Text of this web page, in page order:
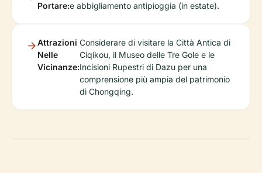
Portare:e abbigliamento antipioggia (in estate).
Attrazioni
Nelle
Vicinanze:
Considerare di visitare la Città Antica di
Ciqikou, il Museo delle Tre Gole e le
Incisioni Rupestri di Dazu per una
comprensione più ampia del patrimonio
di Chongqing.